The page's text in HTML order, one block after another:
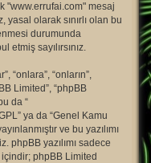
"www.errufai.com" mesaj
olarak sınırlı olan bu
durumunda
sayılırsınız.
“onlara”, “onların”,
Limited”, “phpBB
da “
ya da “Genel Kamu
ve bu yazılımı
phpBB yazılımı sadece
içindir; phpBB Limited